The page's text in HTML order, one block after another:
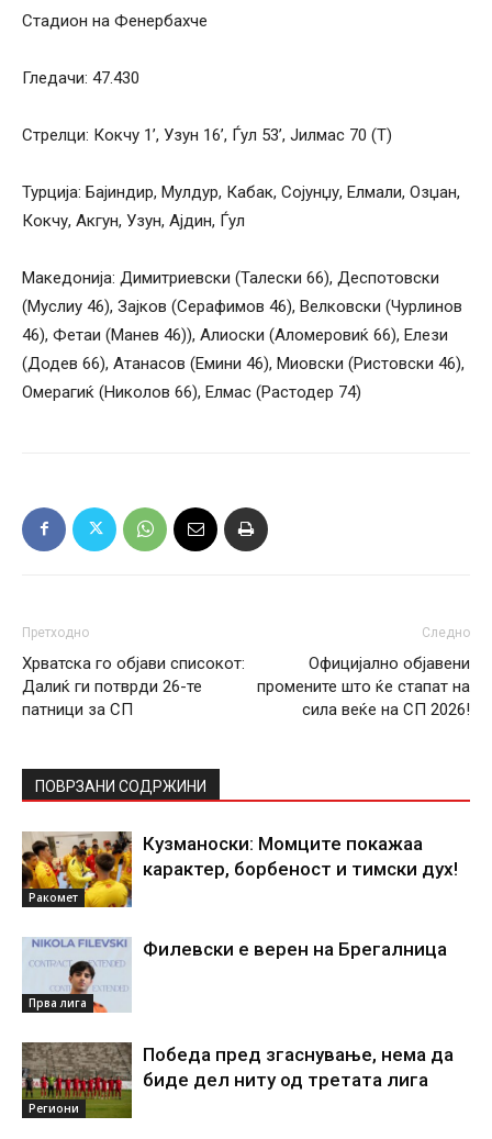
Стадион на Фенербахче
Гледачи: 47.430
Стрелци: Кокчу 1’, Узун 16’, Ѓул 53’, Јилмас 70 (Т)
Турција: Бајиндир, Мулдур, Кабак, Сојунџу, Елмали, Озџан,
Кокчу, Акгун, Узун, Ајдин, Ѓул
Македонија: Димитриевски (Талески 66), Деспотовски
(Муслиу 46), Зајков (Серафимов 46), Велковски (Чурлинов
46), Фетаи (Манев 46)), Алиоски (Аломеровиќ 66), Елези
(Додев 66), Атанасов (Емини 46), Миовски (Ристовски 46),
Омерагиќ (Николов 66), Елмас (Растодер 74)
Претходно
Хрватска го објави списокот:
Далиќ ги потврди 26-те
патници за СП
Следно
Официјално објавени
промените што ќе стапат на
сила веќе на СП 2026!
ПОВРЗАНИ СОДРЖИНИ
Ракомет
Кузманоски: Момците покажаа
карактер, борбеност и тимски дух!
Прва лига
Филевски е верен на Брегалница
Региони
Победа пред згаснување, нема да
биде дел ниту од третата лига